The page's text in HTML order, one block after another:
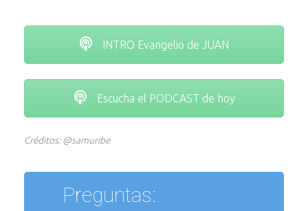
INTRO Evangelio de JUAN
Escucha el PODCAST de hoy
Créditos: @samuribe
Preguntas: